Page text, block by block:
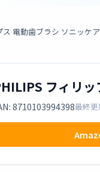
ス 電動歯ブラシ ソニッケ
フィリ
8710103994398最終更